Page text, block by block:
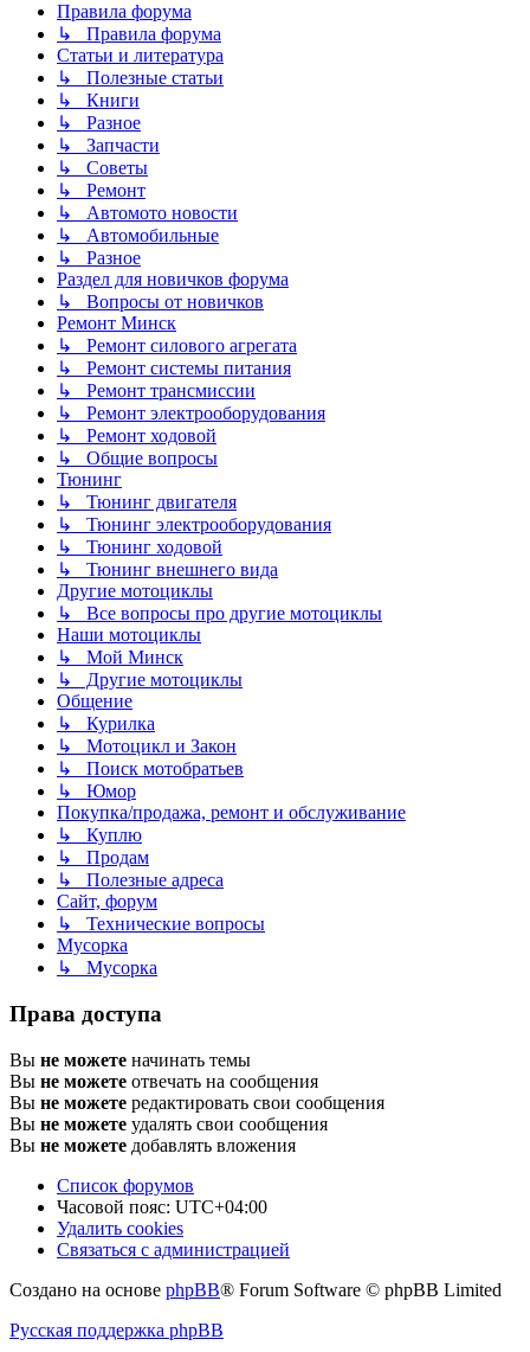
Правила форума
↳ Правила форума
Статьи и литература
↳ Полезные статьи
↳ Книги
↳ Разное
↳ Запчасти
↳ Советы
↳ Ремонт
↳ Автомото новости
↳ Автомобильные
↳ Разное
Раздел для новичков форума
↳ Вопросы от новичков
Ремонт Минск
↳ Ремонт силового агрегата
↳ Ремонт системы питания
↳ Ремонт трансмиссии
↳ Ремонт электрооборудования
↳ Ремонт ходовой
↳ Общие вопросы
Тюнинг
↳ Тюнинг двигателя
↳ Тюнинг электрооборудования
↳ Тюнинг ходовой
↳ Тюнинг внешнего вида
Другие мотоциклы
↳ Все вопросы про другие мотоциклы
Наши мотоциклы
↳ Мой Минск
↳ Другие мотоциклы
Общение
↳ Курилка
↳ Мотоцикл и Закон
↳ Поиск мотобратьев
↳ Юмор
Покупка/продажа, ремонт и обслуживание
↳ Куплю
↳ Продам
↳ Полезные адреса
Сайт, форум
↳ Технические вопросы
Мусорка
↳ Мусорка
Права доступа
Вы не можете начинать темы
Вы не можете отвечать на сообщения
Вы не можете редактировать свои сообщения
Вы не можете удалять свои сообщения
Вы не можете добавлять вложения
Список форумов
Часовой пояс: UTC+04:00
Удалить cookies
Связаться с администрацией
Создано на основе phpBB® Forum Software © phpBB Limited
Русская поддержка phpBB